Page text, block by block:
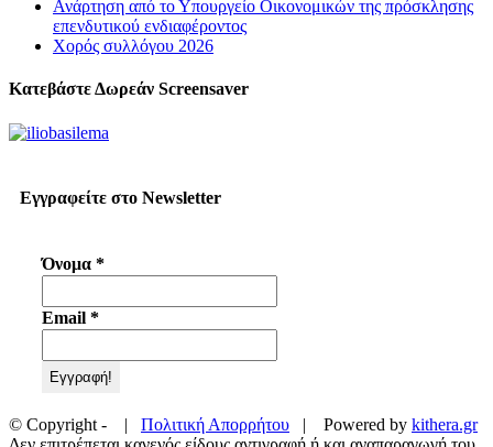
Ανάρτηση από το Υπουργείο Οικονομικών της πρόσκλησης
επενδυτικού ενδιαφέροντος
Χορός συλλόγου 2026
Κατεβάστε Δωρεάν Screensaver
Εγγραφείτε στο Newsletter
Όνομα *
Email *
© Copyright - | Πολιτική Απορρήτου | Powered by kithera.gr